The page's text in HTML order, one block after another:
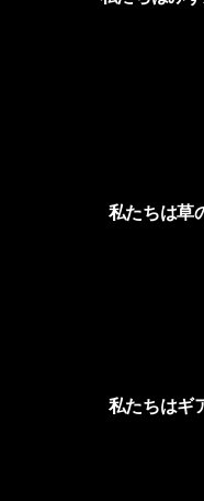
私たちは草
私たちはギ